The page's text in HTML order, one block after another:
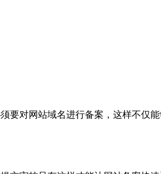
对网站域名进行备案，这样不仅